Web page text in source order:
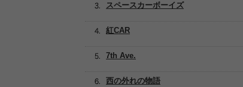
西の外れの物語
紅CAR
スペースカーボーイズ
7th Ave.